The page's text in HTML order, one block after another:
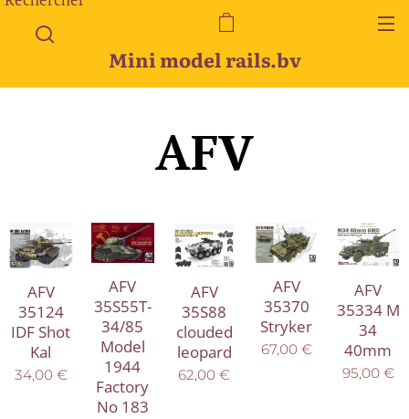
Mini model rails.bv
AFV
AFV
35124
IDF Shot
Kal
34,00€
AFV
35S55T-
34/85
Model
1944
Factory
No 183
AFV
35S88
clouded
leopard
62,00 €
AFV
35370
Stryker
67,00€
AFV
35334 M
34
40mm
95,00€